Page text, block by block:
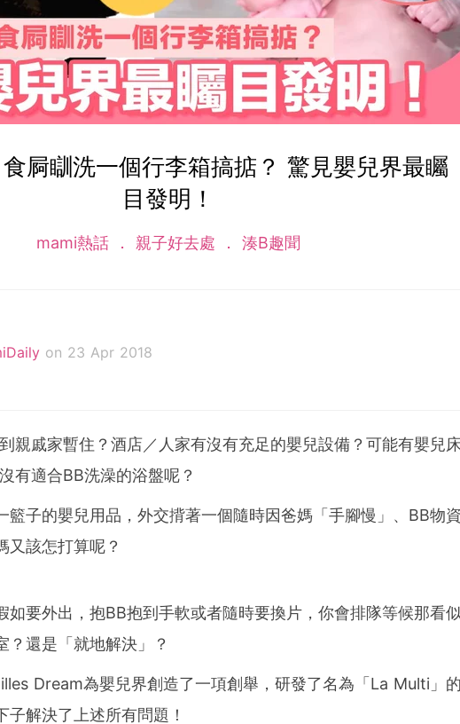
屙瞓洗一個行李箱搞掂？ 驚見嬰兒界最矚
目發明！
mami熱話 親子好去處 湊B趣聞
on 23 Apr 2018
親戚家暫住？酒店／人家有沒有充足的嬰兒設備？可能有嬰兒床
有適合BB洗澡的浴盤呢？
籃子的嬰兒用品，外交揹著一個隨時因爸媽「手腳慢」、BB物
又該怎打算呢？
如要外出，抱BB抱到手軟或者隨時要換片，你會排隊等候那看似
？還是「就地解決」？
Dream為嬰兒界創造了一項創舉，研發了名為「La Multi」
解決了上述所有問題！